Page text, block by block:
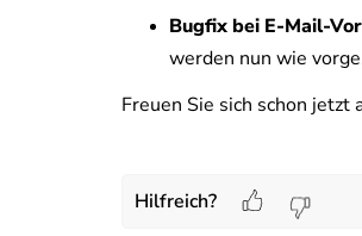
Bugfix bei E-Mail-
werden nun wie
Freuen Sie sich schon jetzt
Hilfreich?